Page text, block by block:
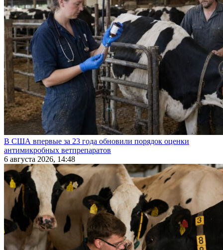
В США впервые за 23 года обновили порядок оценки
антимикробных ветпрепаратов
6 августа 2026, 14:48